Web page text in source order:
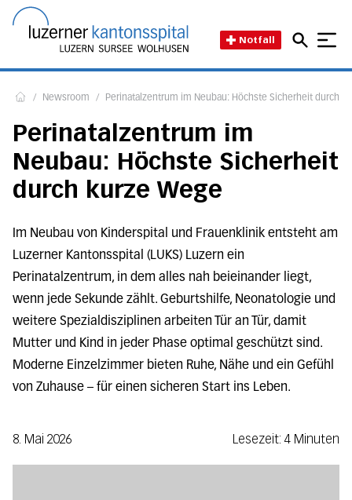
Notfall
/ Newsroom / Perinatalzentrum im Neubau: Höchste Sicherheit durch
Perinatalzentrum im
Neubau: Höchste Sicherheit
durch kurze Wege
Im Neubau von Kinderspital und Frauenklinik entsteht am
Luzerner Kantonsspital (LUKS) Luzern ein
Perinatalzentrum, in dem alles nah beieinander liegt,
wenn jede Sekunde zählt. Geburtshilfe, Neonatologie und
weitere Spezialdisziplinen arbeiten Tür an Tür, damit
Mutter und Kind in jeder Phase optimal geschützt sind.
Moderne Einzelzimmer bieten Ruhe, Nähe und ein Gefühl
von Zuhause – für einen sicheren Start ins Leben.
8. Mai 2026 Lesezeit: 4 Minuten